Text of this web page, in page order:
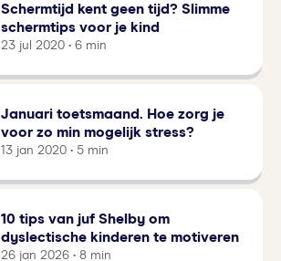
Schermtijd kent geen tijd? Slimme
schermtips voor je kind
23 jul 2020 • 6 min
Januari toetsmaand. Hoe zorg je
voor zo min mogelijk stress?
13 jan 2020 • 5 min
10 tips van juf Shelby om
dyslectische kinderen te motiveren
26 jan 2026 • 8 min